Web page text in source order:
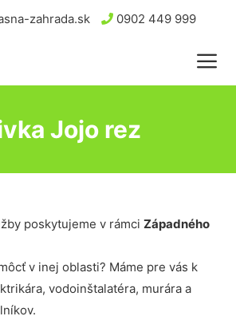
zahrada.sk 0902 449 999
Jojo rez
poskytujeme v rámci Západného
v inej oblasti? Máme pre vás k
vodoinštalatéra, murára a